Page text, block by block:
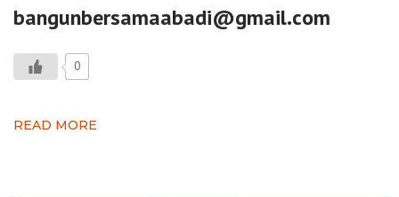
bangunbersamaabadi@gmail.com
0
READ MORE